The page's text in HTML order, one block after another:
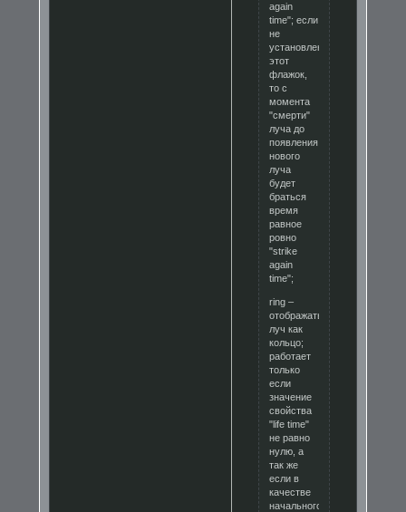
again
time"; если
не
установлен
этот
флажок,
то с
момента
"смерти"
луча до
появления
нового
луча
будет
браться
время
равное
ровно
"strike
again
time";
ring –
отображать
луч как
кольцо;
работает
только
если
значение
свойства
"life time"
не равно
нулю, а
так же
если в
качестве
начального